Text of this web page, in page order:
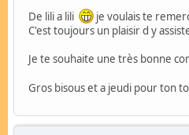
De lili a lili
je voulais te
C'est toujours un plaisir d y
Je te souhaite une très bonne
Gros bisous et a jeudi pour ton